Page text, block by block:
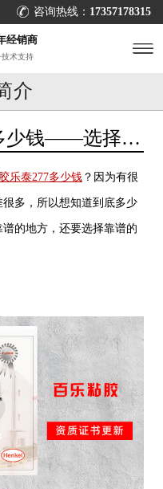
咨询热线： 17357178315
经销商
术支持
介
少钱——选择
乐泰277多少钱？因为有很
多，所以想知道到底多少
的地方，还要选择靠谱的